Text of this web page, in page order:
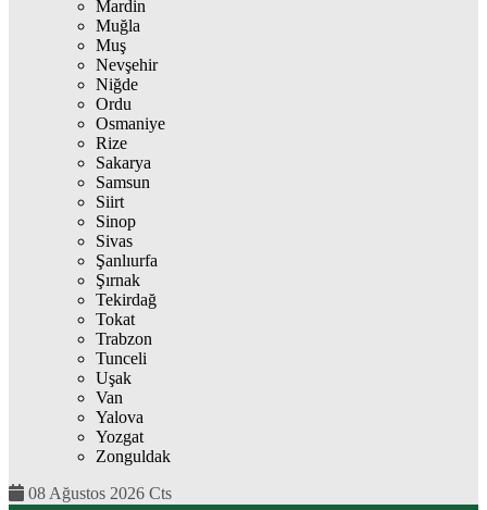
Mardin
Muğla
Muş
Nevşehir
Niğde
Ordu
Osmaniye
Rize
Sakarya
Samsun
Siirt
Sinop
Sivas
Şanlıurfa
Şırnak
Tekirdağ
Tokat
Trabzon
Tunceli
Uşak
Van
Yalova
Yozgat
Zonguldak
08 Ağustos 2026 Cts